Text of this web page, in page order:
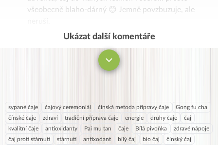
všeobecně blaho-dárný 😊 Jemně povzbuzuje, ale
Ukázat další komentáře
sypané čaje čajový ceremoniál čínská metoda přípravy čaje
Gong fu cha
čínské čaje
zdraví tradiční příprava čaje energie druhy čaje
čaj
kvalitní čaje
antioxidanty Pai mu tan čaje Bílá pivoňka
zdravé nápoje
čaj proti stárnutí
stárnutí antixodant bílý čaj bio čaj
čínský čaj